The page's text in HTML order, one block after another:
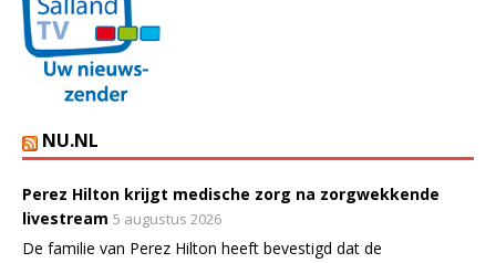
NU.NL
Perez Hilton krijgt medische zorg na zorgwekkende
livestream 5 augustus 2026
De familie van Perez Hilton heeft bevestigd dat de